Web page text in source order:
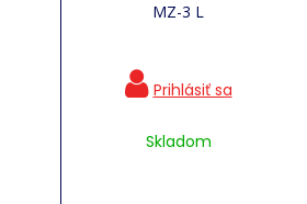
MZ-3 L
Skladom